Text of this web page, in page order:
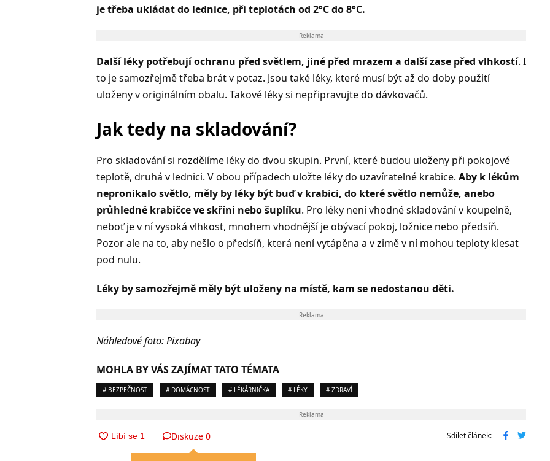
je třeba ukládat do lednice, při teplotách od 2°C do 8°C.
Reklama
Další léky potřebují ochranu před světlem, jiné před mrazem a další zase před vlhkostí. I
to je samozřejmě třeba brát v potaz. Jsou také léky, které musí být až do doby použití
uloženy v originálním obalu. Takové léky si nepřipravujte do dávkovačů.
Jak tedy na skladování?
Pro skladování si rozdělíme léky do dvou skupin. První, které budou uloženy při pokojové
teplotě, druhá v lednici. V obou případech uložte léky do uzavíratelné krabice. Aby k lékům
nepronikalo světlo, měly by léky být buď v krabici, do které světlo nemůže, anebo
průhledné krabičce ve skříni nebo šuplíku. Pro léky není vhodné skladování v koupelně,
neboť je v ní vysoká vlhkost, mnohem vhodnější je obývací pokoj, ložnice nebo předsíň.
Pozor ale na to, aby nešlo o předsíň, která není vytápěna a v zimě v ní mohou teploty klesat
pod nulu.
Léky by samozřejmě měly být uloženy na místě, kam se nedostanou děti.
Reklama
Náhledové foto: Pixabay
MOHLA BY VÁS ZAJÍMAT TATO TÉMATA
# BEZPEČNOST # DOMÁCNOST # LÉKÁRNIČKA # LÉKY # ZDRAVÍ
Reklama
Diskuze 0 Sdílet článek: